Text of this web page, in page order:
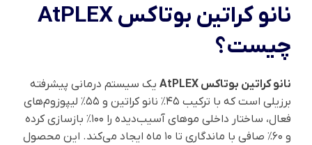
نانو کراتین بوتاکس AtPLEX
چیست؟
نانو کراتین بوتاکس AtPLEX
یک سیستم درمانی پیشرفته
برزیلی است که با ترکیب ۴۵٪ نانو کراتین و ۵۵٪ لیپوزوم‌های
فعال، ساختار داخلی موهای آسیب‌دیده را ۱۰۰٪ بازسازی کرده
و ۶۰٪ صافی با ماندگاری تا ۱۰ ماه ایجاد می‌کند. این محصول